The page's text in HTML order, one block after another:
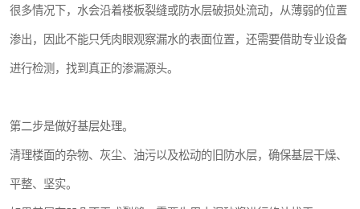
很多情况下，水会沿着楼板裂缝或防水层破损处流动，从薄弱的位置
渗出，因此不能只凭肉眼观察漏水的表面位置，还需要借助专业设备
进行检测，找到真正的渗漏源头。
第二步是做好基层处理。
清理楼面的杂物、灰尘、油污以及松动的旧防水层，确保基层干燥、
平整、坚实。